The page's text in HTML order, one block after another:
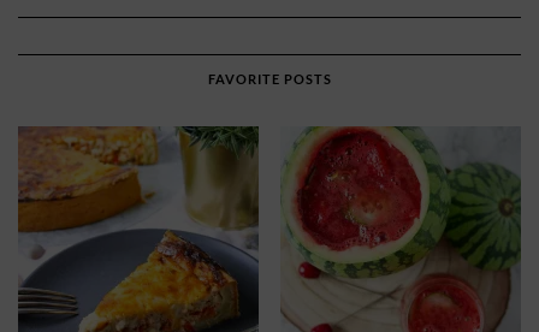
FAVORITE POSTS